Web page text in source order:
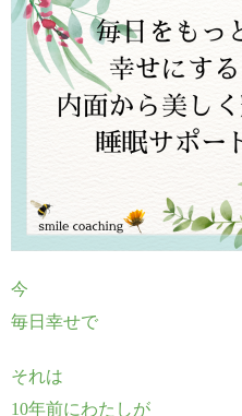
"Twitter" in
/home/emma
smile39/smile
content/plugi
cache.php
line2897
今
毎日幸せで
それは
10年前にわたしが